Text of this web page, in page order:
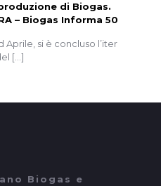
di Biogas.
– Biogas Informa 50
Aprile, si è concluso l’iter
[…]
Biogas e